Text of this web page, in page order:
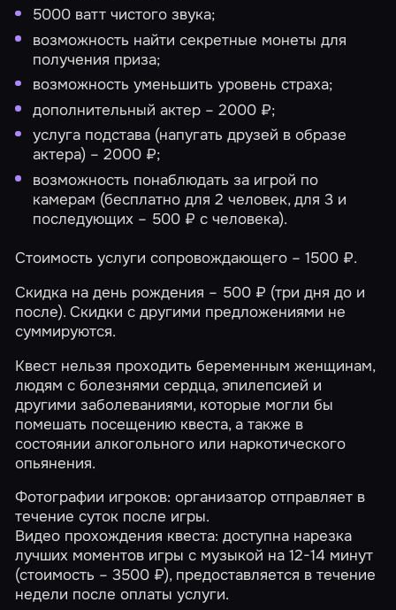
5000 ватт чистого звука;
возможность найти секретные монеты для
получения приза;
возможность уменьшить уровень страха;
дополнительный актер – 2000 ₽;
услуга подстава (напугать друзей в образе
актера) – 2000 ₽;
возможность понаблюдать за игрой по
камерам (бесплатно для 2 человек, для 3 и
последующих – 500 ₽ с человека).
Стоимость услуги сопровождающего – 1500 ₽.
Скидка на день рождения – 500 ₽ (три дня до и
после). Скидки с другими предложениями не
суммируются.
Квест нельзя проходить беременным женщинам,
людям с болезнями сердца, эпилепсией и
другими заболеваниями, которые могли бы
помешать посещению квеста, а также в
состоянии алкогольного или наркотического
опьянения.
Фотографии игроков: организатор отправляет в
течение суток после игры.
Видео прохождения квеста: доступна нарезка
лучших моментов игры с музыкой на 12-14 минут
(стоимость – 3500 ₽), предоставляется в течение
недели после оплаты услуги.